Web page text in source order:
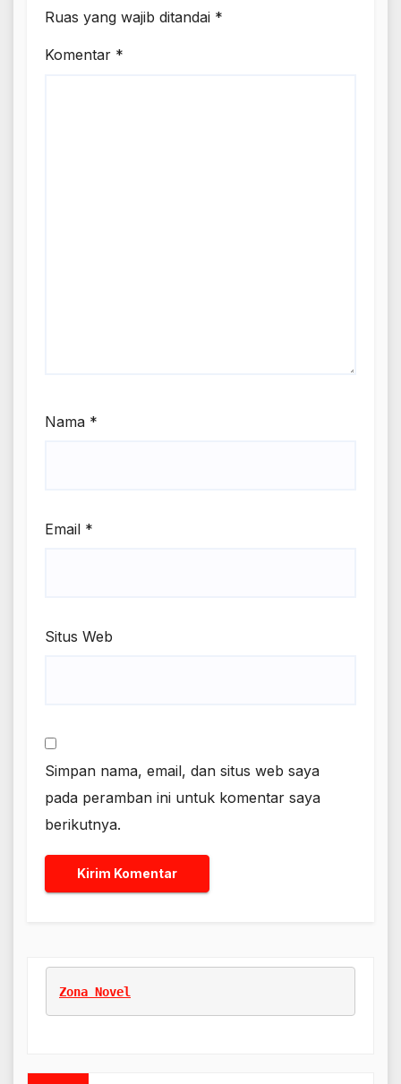
Ruas yang wajib ditandai *
Komentar *
Nama *
Email *
Situs Web
Simpan nama, email, dan situs web saya
pada peramban ini untuk komentar saya
berikutnya.
Zona Novel